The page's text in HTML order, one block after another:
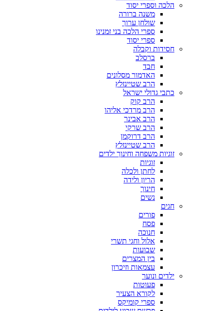
הלכה וספרי יסוד
משנה ברורה
שולחן ערוך
ספרי הלכה בני זמנינו
ספרי יסוד
חסידות וקבלה
ברסלב
חבד
האדמור מסלונים
הרב שטיינזלץ
כתבי גדולי ישראל
הרב קוק
הרב מרדכי אליהו
הרב אבינר
הרב שרקי
הרב דרוקמן
הרב שטיינזלץ
זוגיות משפחה וחינוך ילדים
זוגיות
לחתן ולכלה
הריון ולידה
חינוך
נשים
חגים
פורים
פסח
חנוכה
אלול וחגי תשרי
שבועות
בין המצרים
עצמאות וזיכרון
ילדים ונוער
פעוטות
לקורא הצעיר
ספרי קומיקס